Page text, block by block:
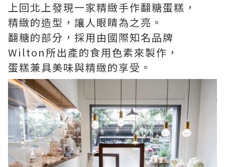
上回北上發現一家精緻手作翻糖蛋糕，
精緻的造型，讓人眼睛為之亮。
翻糖的部分，採用由國際知名品牌
Wilton所出產的食用色素來製作，
蛋糕兼具美味與精緻的享受。